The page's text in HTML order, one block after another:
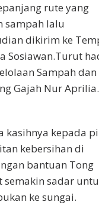
rute yang
sampah lalu
dikirim ke
Sosiawan.Turut
Sampah dan
Gajah Nur Aprilia.
kasihnya kepada
kebersihan di
bantuan Tong
sadar
ke sungai.